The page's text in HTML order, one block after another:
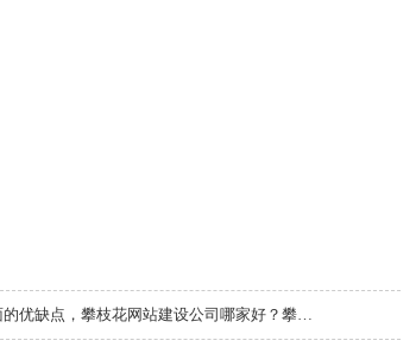
攀枝花网站建设过程中伪静态、动态、静态这三种页面的优缺点，攀枝花网站建设公司哪家好？攀枝花网站建设哪···